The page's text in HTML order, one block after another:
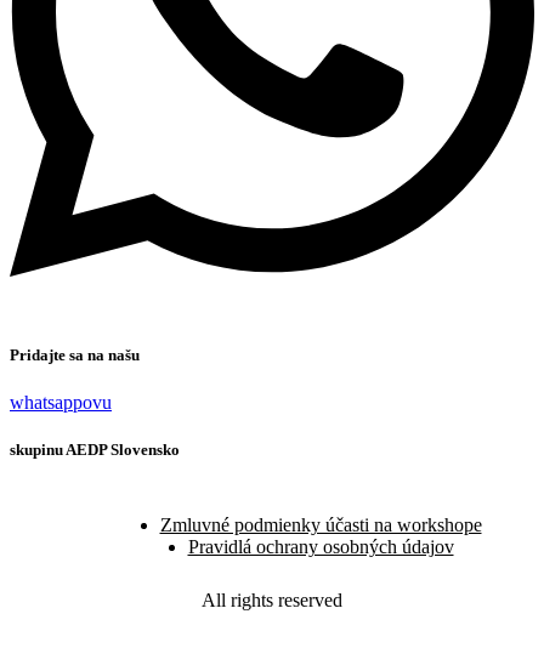
Pridajte sa na našu
whatsappovu
skupinu AEDP Slovensko
Zmluvné podmienky účasti na workshope
Pravidlá ochrany osobných údajov
All rights reserved